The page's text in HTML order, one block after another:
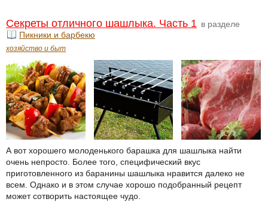
Секреты отличного шашлыка. Часть 1 в разделе
Пикники и барбекю
хозяйство и быт
А вот хорошего молоденького барашка для шашлыка найти
очень непросто. Более того, специфический вкус
приготовленного из баранины шашлыка нравится далеко не
всем. Однако и в этом случае хорошо подобранный рецепт
может сотворить настоящее чудо.